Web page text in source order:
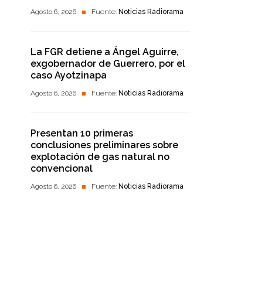
Agosto 6, 2026 Fuente: Noticias Radiorama
La FGR detiene a Ángel Aguirre,
exgobernador de Guerrero, por el
caso Ayotzinapa
Agosto 6, 2026 Fuente: Noticias Radiorama
Presentan 10 primeras
conclusiones preliminares sobre
explotación de gas natural no
convencional
Agosto 6, 2026 Fuente: Noticias Radiorama